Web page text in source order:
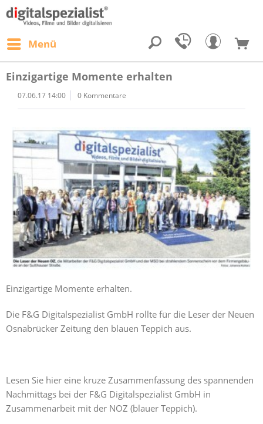
Menü
Einzigartige Momente erhalten
07.06.17 14:00 0 Kommentare
Einzigartige Momente erhalten.
Die F&G Digitalspezialist GmbH rollte für die Leser der Neuen
Osnabrücker Zeitung den blauen Teppich aus.
Lesen Sie hier eine kruze Zusammenfassung des spannenden
Nachmittags bei der F&G Digitalspezialist GmbH in
Zusammenarbeit mit der NOZ (blauer Teppich).